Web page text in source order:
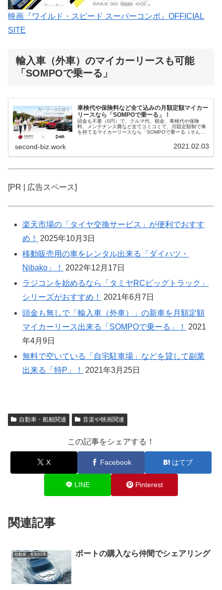
映画『ワイルド・スピード スーパーコンボ』OFFICIAL
SITE
輸入車（外車）のマイカーリースも可能
「SOMPOで乗ーる」
車検代や保険料など全て込みの月額定額マイカー
リースなら「SOMPOで乗ーる」！
頭金も不要（0円）で、クルマ代、税金、車検代や保険
料、メンテナンス費など全てコミコミで、月額定額制で車
を持てるマイカーリースなら「SOMPOで乗ーる（そんぽ
second-biz.work 2021.02.03
[PR | 広告スペース]
楽天市場の「タイヤ交換サービス」が便利でおすす
め！
2025年10月3日
移動販売用の車をレンタル出来る「ダイハツ・
Nibako」！
2022年12月17日
ラジコンを始めるなら「タミヤRCビッグトラック」
シリーズがおすすめ！
2021年6月7日
頭金も無しで「輸入車（外車）」の新車を月額定額
マイカーリース出来る「SOMPOで乗ーる」！
2021
年4月9日
無料で空いている「自宅駐車場」などを貸して副業
出来る「特P」！
2021年3月25日
自動車・船舶関連 音楽や映画関連
この記事をシェアする！
X Facebook はてブ
LINE Pinterest
関連記事
自動車・船舶関連 ボートの購入なら仲間でシェアリング